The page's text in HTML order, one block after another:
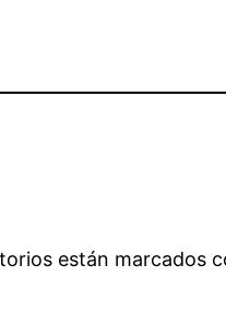
están marcados